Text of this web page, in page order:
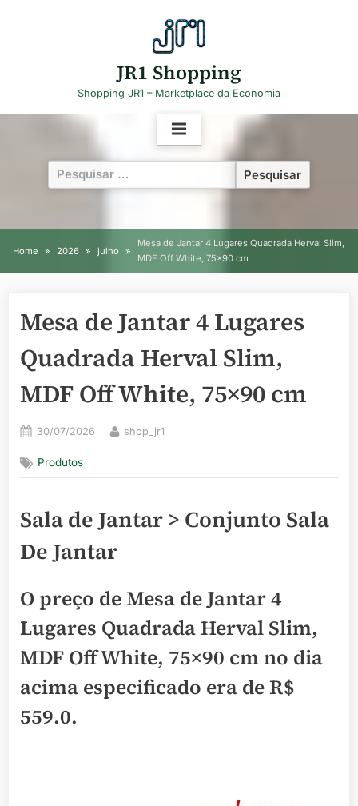
JR1 Shopping
Shopping JR1 – Marketplace da Economia
Pesquisar
por:
Home 2026 julho
Mesa de Jantar 4 Lugares Quadrada Herval Slim,
MDF Off White, 75×90 cm
Mesa de Jantar 4 Lugares
Quadrada Herval Slim,
MDF Off White, 75×90 cm
Posted
30/07/2026 By
shop_jr1
Produtos
Sala de Jantar > Conjunto Sala
De Jantar
O preço de Mesa de Jantar 4
Lugares Quadrada Herval Slim,
MDF Off White, 75×90 cm no dia
acima especificado era deR$
559.0.